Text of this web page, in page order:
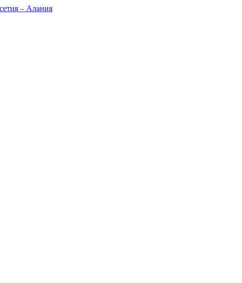
– Алания